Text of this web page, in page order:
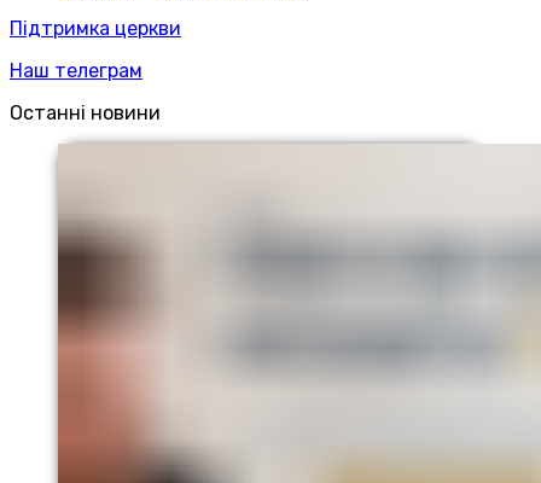
Підтримка церкви
Наш телеграм
Останні новини